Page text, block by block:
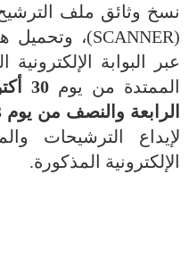
نسخ وثائق ملف
(
SCANNER)، وتحميل
عبر البوابة
الممتدة من يوم
الرابعة والنصف من يوم
لإيداع الترشيحات
الإلكترونية المذكورة.